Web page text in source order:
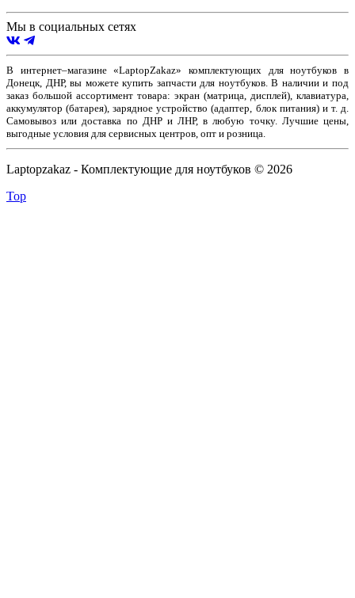
Мы в социальных сетях
В интернет–магазине «LaptopZakaz» комплектующих для ноутбуков в
Донецк, ДНР, вы можете купить запчасти для ноутбуков. В наличии и под
заказ большой ассортимент товара: экран (матрица, дисплей), клавиатура,
аккумулятор (батарея), зарядное устройство (адаптер, блок питания) и т. д.
Самовывоз или доставка по ДНР и ЛНР, в любую точку. Лучшие цены,
выгодные условия для сервисных центров, опт и розница.
Laptopzakaz - Комплектующие для ноутбуков © 2026
Top